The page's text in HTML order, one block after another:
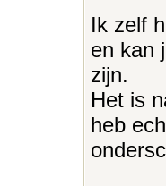
Ik zelf
en kan
zijn.
Het is
heb